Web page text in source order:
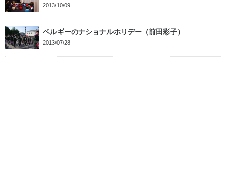
2013/10/09
ベルギーのナショナルホリデー（前田彩子）
2013/07/28